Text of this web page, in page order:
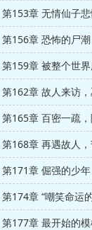
第153章 无情仙子
第156章 恐怖的尸
第162章 故人来访
第165章 百密一疏
第168章 再遇故人
第171章 倔强的少
第177章 最开始的